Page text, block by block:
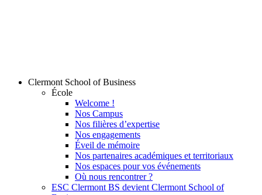
Clermont School of Business
École
Welcome !
Nos Campus
Nos filières d’expertise
Nos engagements
Éveil de mémoire
Nos partenaires académiques et territoriaux
Nos espaces pour vos événements
Où nous rencontrer ?
ESC Clermont BS devient Clermont School of